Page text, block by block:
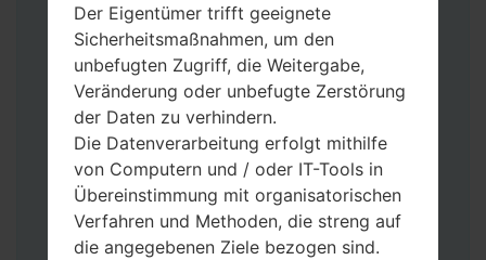
Der Eigentümer trifft geeignete
Sicherheitsmaßnahmen, um den
unbefugten Zugriff, die Weitergabe,
Veränderung oder unbefugte Zerstörung
der Daten zu verhindern.
Die Datenverarbeitung erfolgt mithilfe
von Computern und / oder IT-Tools in
Übereinstimmung mit organisatorischen
Verfahren und Methoden, die streng auf
die angegebenen Ziele bezogen sind.